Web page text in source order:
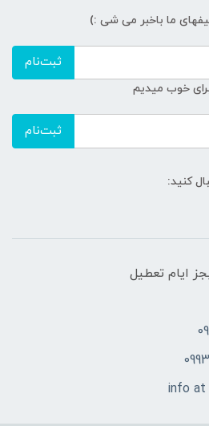
ما باخبر می شی :)
ثبت‌نام
خوب میدیم
ثبت‌نام
کنید:
info at